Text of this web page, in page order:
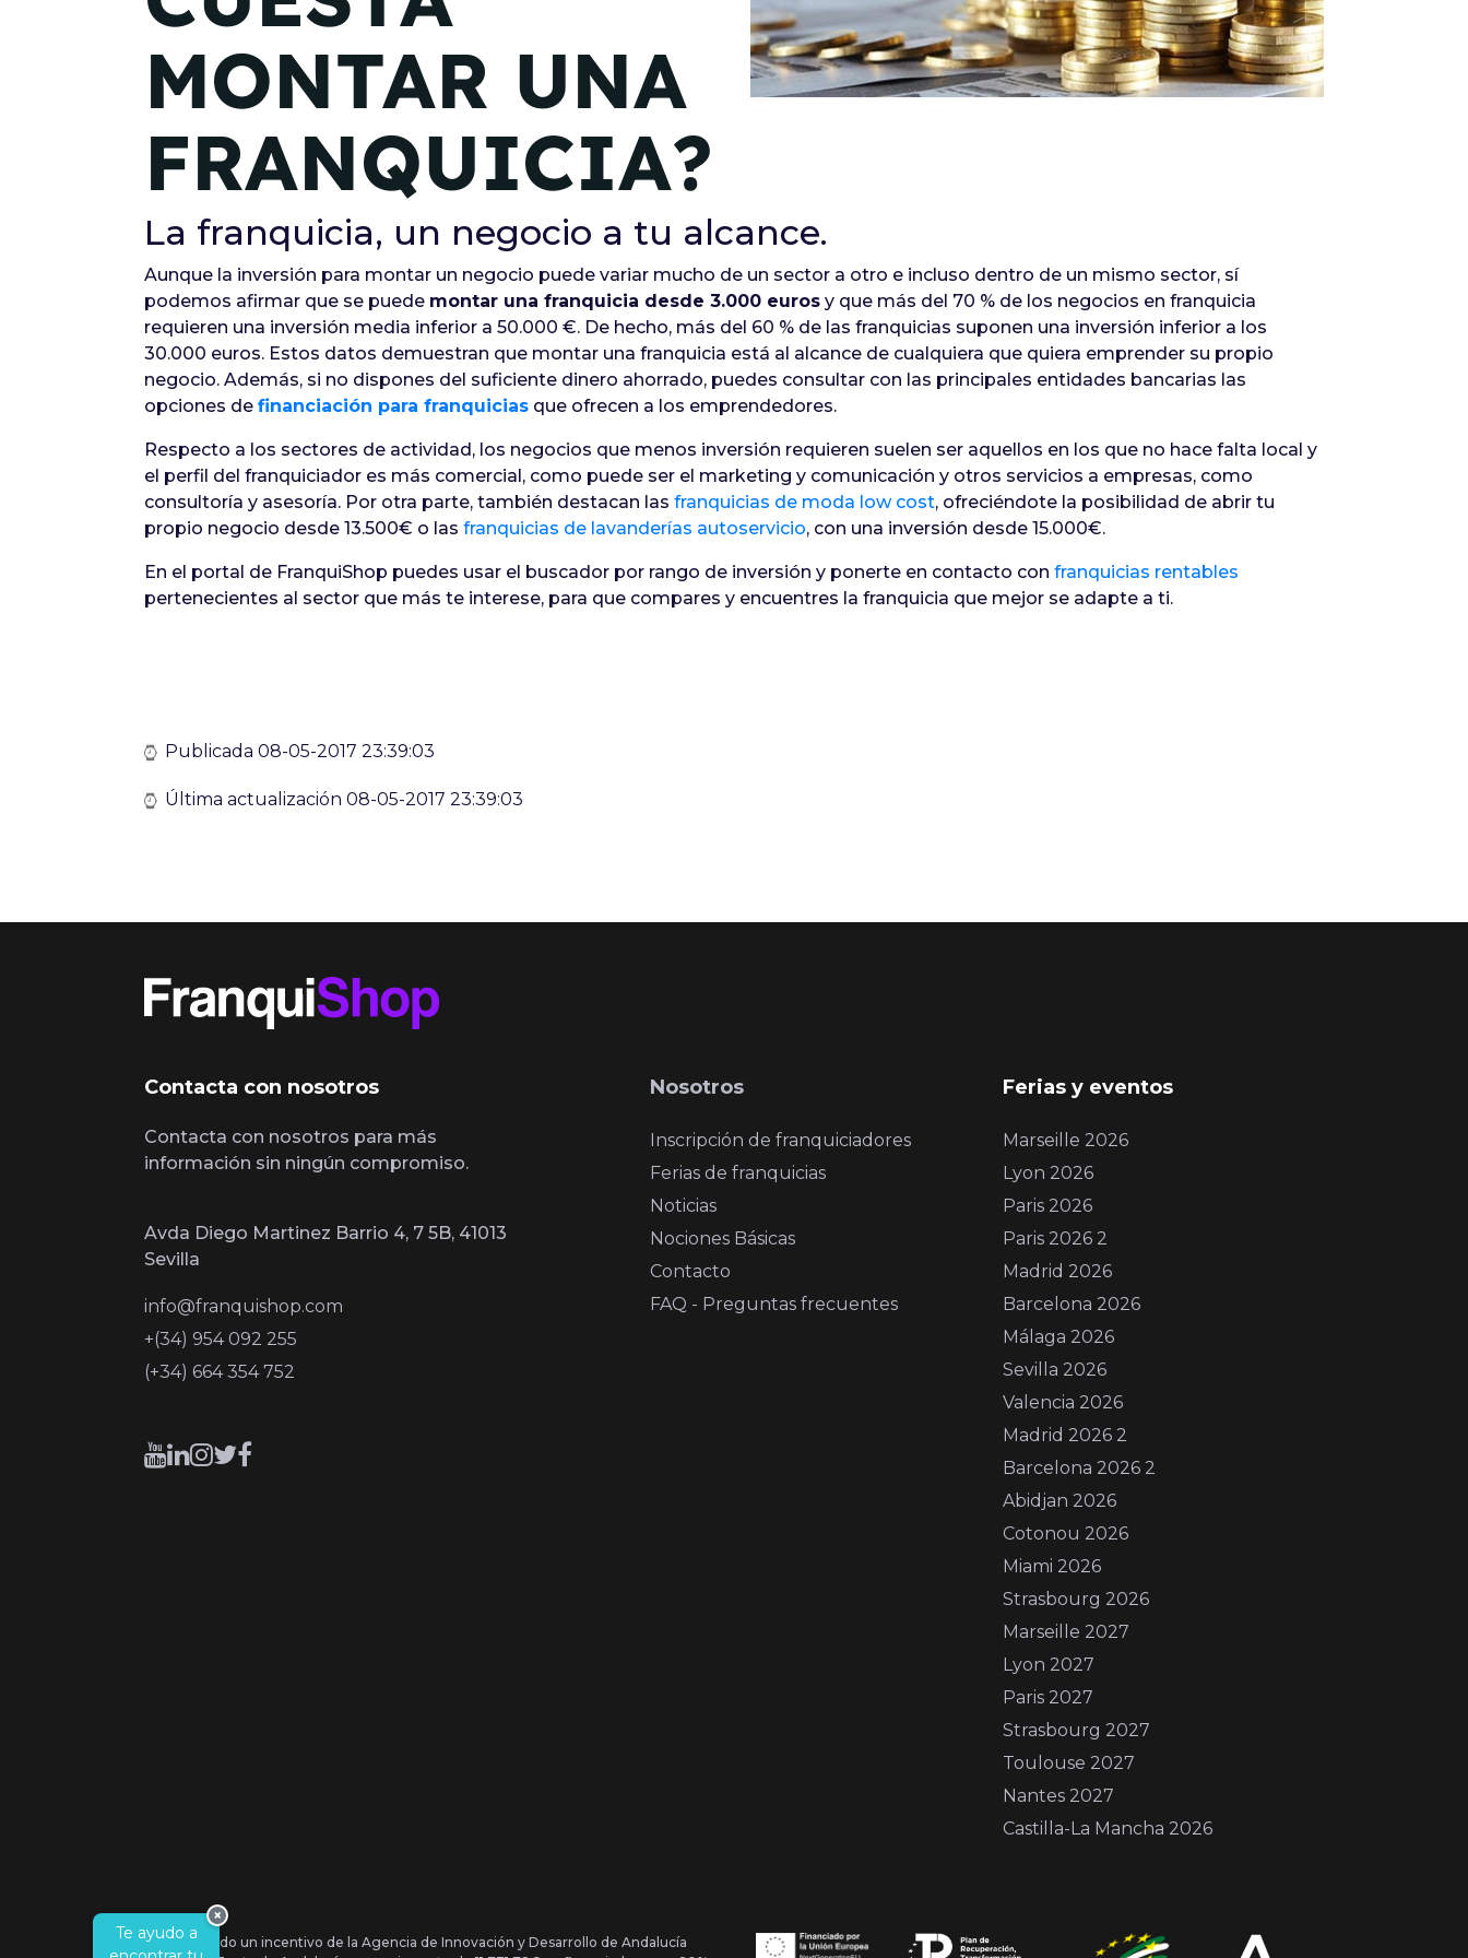
Madrid 2026 2 -08
de octubre
Castilla-La Mancha
2026 -
Barcelona 2026 2 -
VER MÁS
Infórmate
MONTAR UNA
FRANQUICIA?
La franquicia, un negocio a tu alcance.
Aunque la inversión para montar un negocio puede variar mucho de un sector a otro e incluso dentro de un mismo sector, sí
podemos afirmar que se puede montar una franquicia desde 3.000 euros y que más del 70 % de los negocios en franquicia
requieren una inversión media inferior a 50.000 €. De hecho, más del 60 % de las franquicias suponen una inversión inferior a los
30.000 euros. Estos datos demuestran que montar una franquicia está al alcance de cualquiera que quiera emprender su propio
negocio. Además, si no dispones del suficiente dinero ahorrado, puedes consultar con las principales entidades bancarias las
opciones de financiación para franquicias que ofrecen a los emprendedores.
Respecto a los sectores de actividad, los negocios que menos inversión requieren suelen ser aquellos en los que no hace falta local y
el perfil del franquiciador es más comercial, como puede ser el marketing y comunicación y otros servicios a empresas, como
consultoría y asesoría. Por otra parte, también destacan las franquicias de moda low cost, ofreciéndote la posibilidad de abrir tu
propio negocio desde 13.500€ o las franquicias de lavanderías autoservicio, con una inversión desde 15.000€.
En el portal de FranquiShop puedes usar el buscador por rango de inversión y ponerte en contacto con franquicias rentables
pertenecientes al sector que más te interese, para que compares y encuentres la franquicia que mejor se adapte a ti.
Publicada 08-05-2017 23:39:03
Última actualización 08-05-2017 23:39:03
Contacta con nosotros
Contacta con nosotros para más
información sin ningún compromiso.
Avda Diego Martinez Barrio 4, 7 5B, 41013
Sevilla
info@franquishop.com
+(34) 954 092 255
(+34) 664 354 752
Nosotros
Inscripción de franquiciadores
Ferias de franquicias
Noticias
Nociones Básicas
Contacto
FAQ - Preguntas frecuentes
Ferias y eventos
Marseille 2026
Lyon 2026
Paris 2026
Paris 2026 2
Madrid 2026
Barcelona 2026
Málaga 2026
Sevilla 2026
Valencia 2026
Madrid 2026 2
Barcelona 2026 2
Abidjan 2026
Cotonou 2026
Miami 2026
Strasbourg 2026
Marseille 2027
Lyon 2027
Paris 2027
Strasbourg 2027
Toulouse 2027
Nantes 2027
Castilla-La Mancha 2026
Se ha recibido un incentivo de la Agencia de Innovación y Desarrollo de Andalucía
Te ayudo a
×